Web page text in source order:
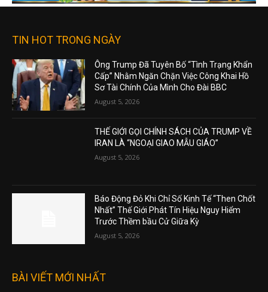
TIN HOT TRONG NGÀY
Ông Trump Đã Tuyên Bố “Tình Trạng Khẩn
Cấp” Nhằm Ngăn Chặn Việc Công Khai Hồ
Sơ Tài Chính Của Mình Cho Đài BBC
August 5, 2026
THẾ GIỚI GỌI CHÍNH SÁCH CỦA TRUMP VỀ
IRAN LÀ “NGOẠI GIAO MẪU GIÁO”
August 5, 2026
Báo Động Đỏ Khi Chỉ Số Kinh Tế “Then Chốt
Nhất” Thế Giới Phát Tín Hiệu Nguy Hiểm
Trước Thềm bầu Cử Giữa Kỳ
August 5, 2026
BÀI VIẾT MỚI NHẤT